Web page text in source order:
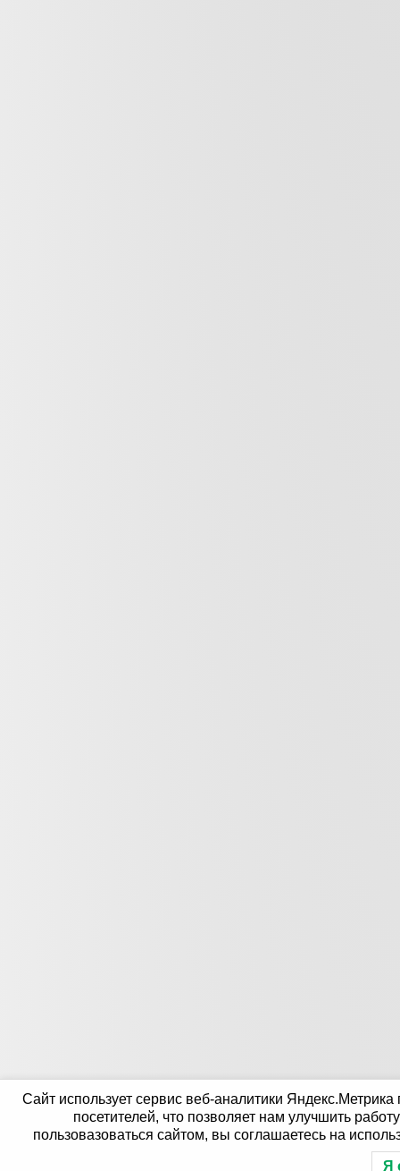
Сайт использует сервис веб-аналитики
посетителей, что позволяет нам улучшить
пользовазоваться сайтом, вы соглашаетесь на
Я